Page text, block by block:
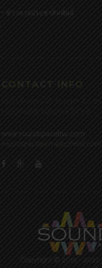
• ข่าวสารประชาสัมพันธ์
CONTACT INFO
www.soundspacethai.com
musicspaceteam@hotmail.com
Copyright © 2015 - 2022